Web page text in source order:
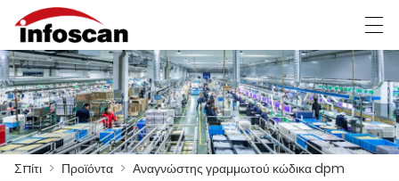
ΣΠΊΤΙ
العربية 中文 Deutsch Ελληνική γλώσσα
Σπίτι > Προϊόντα > Αναγνώστης γραμμωτού κώδικα dpm